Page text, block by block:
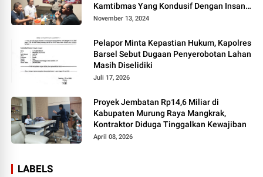
Kamtibmas Yang Kondusif Dengan Insan
Pers
November 13, 2024
Pelapor Minta Kepastian Hukum, Kapolres
Barsel Sebut Dugaan Penyerobotan Lahan
Masih Diselidiki
Juli 17, 2026
Proyek Jembatan Rp14,6 Miliar di
Kabupaten Murung Raya Mangkrak,
Kontraktor Diduga Tinggalkan Kewajiban
April 08, 2026
LABELS